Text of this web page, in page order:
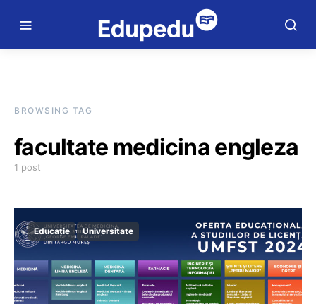
BROWSING TAG
facultate medicina engleza
1 post
Educație Universitate